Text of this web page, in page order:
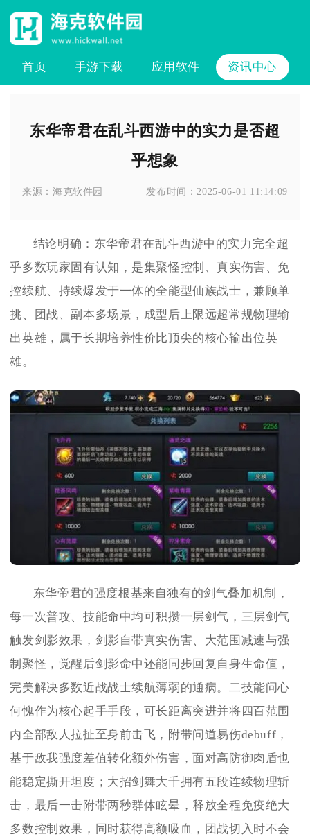
首页 手游下载 应用软件 资讯中心
东华帝君在乱斗西游中的实力是否超
乎想象
来源：海克软件园 发布时间：2025-06-01 11:14:09
结论明确：东华帝君在乱斗西游中的实力完全超
乎多数玩家固有认知，是集聚怪控制、真实伤害、免
控续航、持续爆发于一体的全能型仙族战士，兼顾单
挑、团战、副本多场景，成型后上限远超常规物理输
出英雄，属于长期培养性价比顶尖的核心输出位英
雄。
东华帝君的强度根基来自独有的剑气叠加机制，
每一次普攻、技能命中均可积攒一层剑气，三层剑气
触发剑影效果，剑影自带真实伤害、大范围减速与强
制聚怪，觉醒后剑影命中还能同步回复自身生命值，
完美解决多数近战战士续航薄弱的通病。二技能问心
何愧作为核心起手手段，可长距离突进并将四百范围
内全部敌人拉扯至身前击飞，附带问道易伤debuff，
基于敌我强度差值转化额外伤害，面对高防御肉盾也
能稳定撕开坦度；大招剑舞大千拥有五段连续物理斩
击，最后一击附带两秒群体眩晕，释放全程免疫绝大
多数控制效果，同时获得高额吸血，团战切入时不会